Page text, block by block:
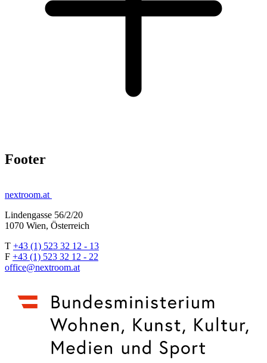
Footer
nextroom.at
Lindengasse 56/2/20
1070 Wien, Österreich
T +43 (1) 523 32 12 - 13
F +43 (1) 523 32 12 - 22
office@nextroom.at